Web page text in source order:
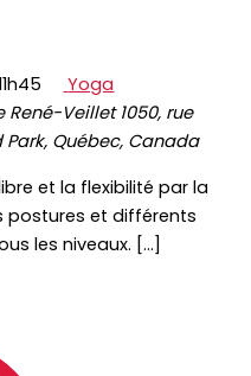
Yoga
René-Veillet 1050, rue
Québec, Canada
et la flexibilité par la
postures et différents
les niveaux. […]